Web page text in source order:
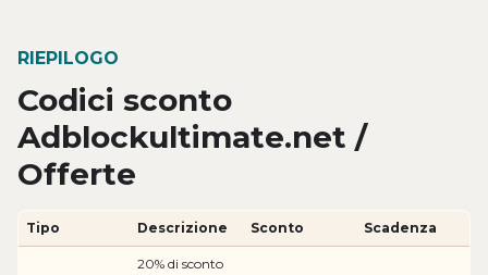
RIEPILOGO
Codici sconto
Adblockultimate.net /
Offerte
Tipo Descrizione Sconto Scadenza
20% di sconto